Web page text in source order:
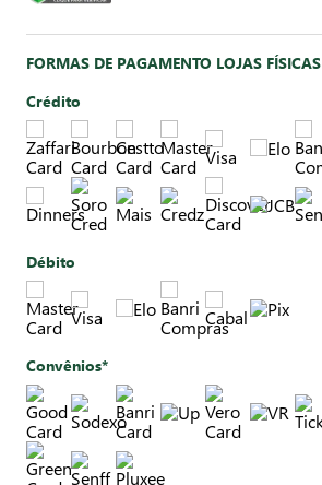
FORMAS DE PAGAMENTO LOJAS FÍSICAS
Crédito
Débito
Convênios*